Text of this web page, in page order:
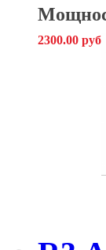
2300.00 руб